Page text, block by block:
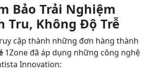
Bảo Trải Nghiệm
Tru, Không Độ Trễ
cập thành những đơn hàng thành
1Zone đã áp dụng những công nghệ
Innovation: